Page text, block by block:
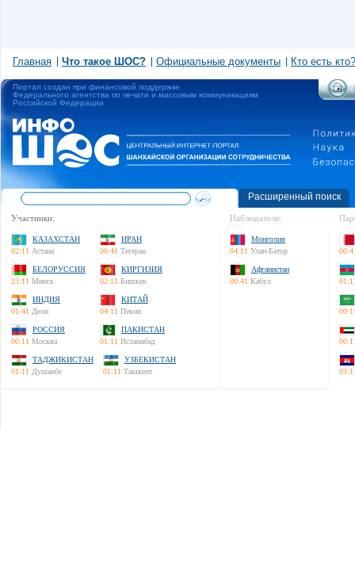
Главная Что такое ШОС? Официальные документы Кто есть кто?
Портал создан при финансовой поддержке
Федерального агентства по печати и массовым коммуникациям
Российской Федерации
Расширенный поиск
Участники:
КАЗАХСТАН
02:11 Астана
ИРАН
00:41 Тегеран
БЕЛОРУССИЯ
23:11 Минск
КИРГИЗИЯ
02:11 Бишкек
ИНДИЯ
01:41 Дели
КИТАЙ
04:11 Пекин
РОССИЯ
00:11 Москва
ПАКИСТАН
01:11 Исламабад
ТАДЖИКИСТАН
01:11 Душанбе
УЗБЕКИСТАН
01:11 Ташкент
Наблюдатели:
Монголия
04:11 Улан-Батор
Афганистан
00:41 Кабул